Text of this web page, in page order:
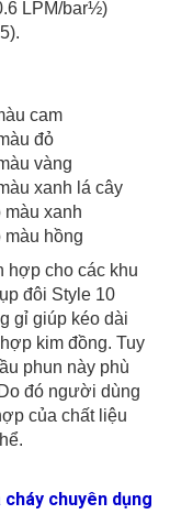
LPM/bar½)
cam
đỏ
vàng
xanh lá cây
màu xanh
màu hồng
hợp cho các khu
đôi Style 10
gỉ giúp kéo dài
kim đồng. Tuy
phun này phù
đó người dùng
của chất liệu
chuyên dụng